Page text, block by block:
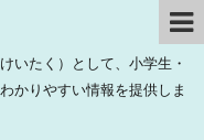
いたく）として、小学生・
かりやすい情報を提供しま